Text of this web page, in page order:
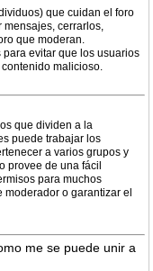
que cuidan el foro
mensajes, cerrarlos,
que moderan.
evitar que los usuarios
malicioso.
que dividen a la
puede trabajar los
a varios grupos y
provee de una fácil
para muchos
o garantizar el
me se puede unir a